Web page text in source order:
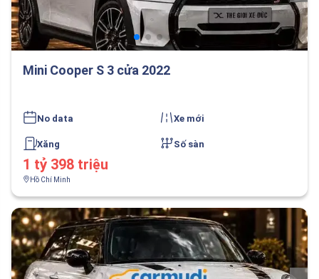
Mini Cooper S 3 cửa 2022
No data Xe mới
Xăng Số sàn
1 tỷ 398 triệu
Hồ Chí Minh